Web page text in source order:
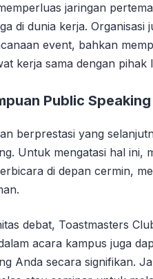
jaringan
di dunia kerja. Organisasi
event, bahkan
kerja sama dengan pihak
Public Speaking
berprestasi yang
Untuk mengatasi hal ini,
di depan cermin,
debat, Toastmasters
acara kampus juga
Anda secara signifikan.